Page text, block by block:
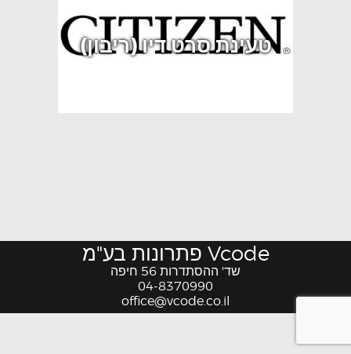
טעינת סרט דיו (ריבון)
office@vcode.co.il
04-8370990
שד' ההסתדרות 56 חיפה
Vcode פתרונות בע"מ